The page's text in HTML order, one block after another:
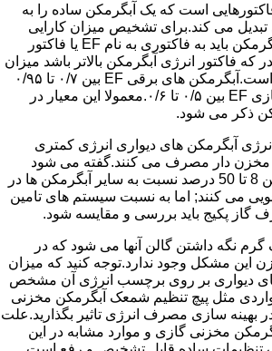
است که یک آبگرمکن ساده را به
تبدیل می کند.برای تشخیص میزان کارایی
آبگرمکن هنگام خرید آبگرمکن باید به فاکتوری به نام EF یا فاکتور
که فاکتور انرژی آبگرمکن بالاتر باشد میزان
کارایی آبگرمکن بیشتر است.آبگرمکن های برقی EF بین ۰/۷ تا ۰/۹۵
دارند و آبگرمکن های گازی EF بین ۰/۵ تا ۰/۶.معمولا این معیار در
ذکر می شود.
آبگرمکن های دیواری انرژی کمتری
مخزن دار مصرف می کنند.گفته می شود
آبگرمکن های دیواری بین 8 تا 50 درصد نسبت به سایر آبگرمکن ها در
می کنند; اما به نسبت سیستم های تامین
گاز پکیج باید بررسی و مقایسه شود.
نگه داشتن گالن آنها می شود که در
این مشکل وجود ندارد.توجه کنید که میزان
دیواری بر روی برچسب انرژی آن مشخص
مثل پیچ تنظیم شمعک آبگرمکن مخزنی
بهینه سازی مصرف انرژی تاثیر بگذارید.علت
مخزنی گازی و موارد مشابه در این